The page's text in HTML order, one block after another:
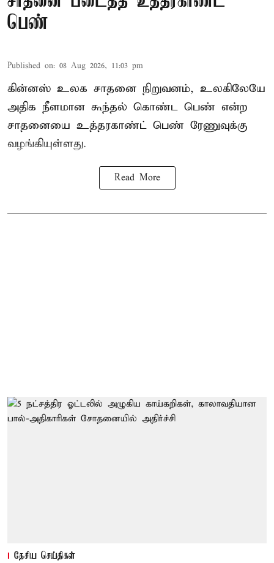
பெண்
Published on: 08 Aug 2026, 11:03 pm
கின்னஸ் உலக சாதனை நிறுவனம், உலகிலேயே
அதிக நீளமான கூந்தல் கொண்ட பெண் என்ற
சாதனையை உத்தரகாண்ட் பெண் ரேணுவுக்கு
வழங்கியுள்ளது.
Read More
தேசிய செய்திகள்